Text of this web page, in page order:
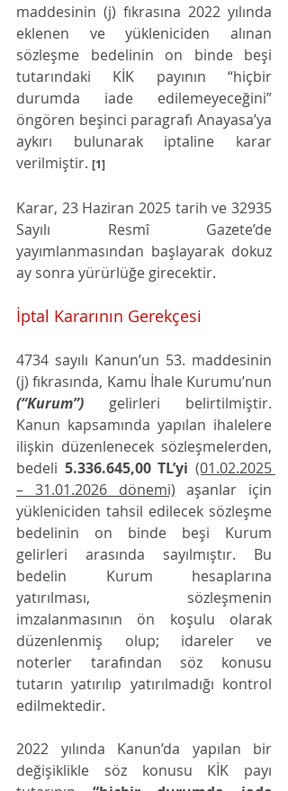
maddesinin (j) fıkrasına 2022 yılında
eklenen ve yükleniciden alınan
sözleşme bedelinin on binde beşi
tutarındaki KİK payının “hiçbir
durumda iade edilemeyeceğini”
öngören beşinci paragrafı Anayasa’ya
aykırı bulunarak iptaline karar
verilmiştir. [1]
Karar, 23 Haziran 2025 tarih ve 32935
Sayılı Resmî Gazete’de
yayımlanmasından başlayarak dokuz
ay sonra yürürlüğe girecektir.
İptal Kararının Gerekçesi
4734 sayılı Kanun’un 53. maddesinin
(“Kurum”) gelirleri belirtilmiştir.
Kanun kapsamında yapılan ihalelere
ilişkin düzenlenecek sözleşmelerden,
bedeli 5.336.645,00 TL’yi (01.02.2025
– 31.01.2026 dönemi) aşanlar için
yükleniciden tahsil edilecek sözleşme
bedelinin on binde beşi Kurum
gelirleri arasında sayılmıştır. Bu
bedelin Kurum hesaplarına
yatırılması, sözleşmenin
imzalanmasının ön koşulu olarak
düzenlenmiş olup; idareler ve
noterler tarafından söz konusu
tutarın yatırılıp yatırılmadığı kontrol
edilmektedir.
2022 yılında Kanun’da yapılan bir
değişiklikle söz konusu KİK payı